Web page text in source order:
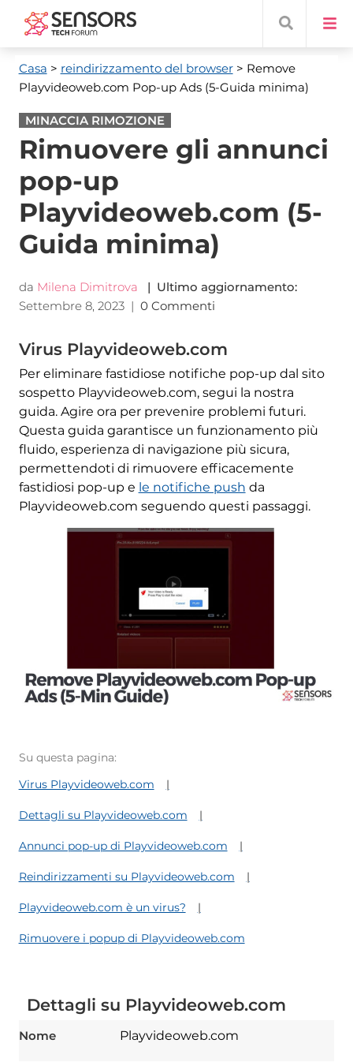
Casa > reindirizzamento del browser > Remove
Playvideoweb.com Pop-up Ads(5-Guida minima)
MINACCIA RIMOZIONE
Rimuovere gli annunci
pop-up
Playvideoweb.com (5-
Guida minima)
da Milena Dimitrova
| Ultimo aggiornamento:
Settembre 8, 2023| 0 Commenti
Virus Playvideoweb.com
Per eliminare fastidiose notifiche pop-up dal sito
sospetto Playvideoweb.com, segui la nostra
guida. Agire ora per prevenire problemi futuri.
Questa guida garantisce un funzionamento più
fluido, esperienza di navigazione più sicura,
permettendoti di rimuovere efficacemente
fastidiosi pop-up e le notifiche push da
Playvideoweb.com seguendo questi passaggi.
Su questa pagina:
Virus Playvideoweb.com
Dettagli su Playvideoweb.com
Annunci pop-up di Playvideoweb.com
Reindirizzamenti su Playvideoweb.com
Playvideoweb.com è un virus?
Rimuovere i popup di Playvideoweb.com
Dettagli su Playvideoweb.com
Nome Playvideoweb.com